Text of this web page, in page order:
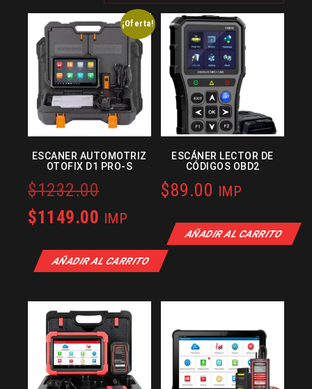
¡Oferta!
ESCANER AUTOMOTRIZ
OTOFIX D1 PRO-S
$1232.00Original
price
$1232.00.
$1149.00 Current
is:
$1149.00.
IMP
AÑADIR AL CARRITO
ESCÁNER LECTOR DE
CÓDIGOS OBD2
$89.00 IMP
AÑADIR AL CARRITO